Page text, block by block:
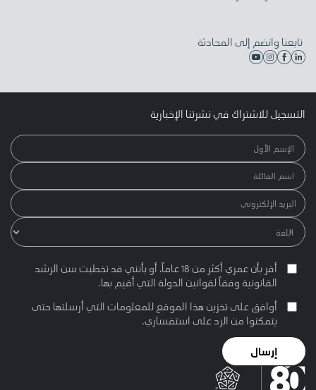
تابعنا وانضم إلى المحادثة
التسجيل للاشتراك في نشرتنا الإخبارية
أقر بأن عمري أكثر من 18 عاماً، أو بأنني قد تخطيت سن الرشد
القانونية وفقاً لقوانين الدولة التي أقيم بها.
أوافق على تخزين هذا الموقع للمعلومات التي أرسلتها حتى
يتمكنوا من الرد على استفساري.
إرسال